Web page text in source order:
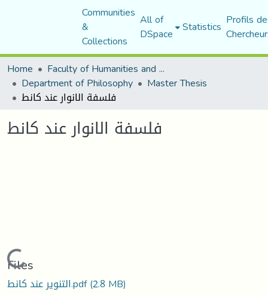
Communities
&
Collections
All of
DSpace Statistics Profils
Home
Faculty of Humanities and Social Sciences
Department of Philosophy Master Thesis
فلسفة الانوار عند كانط
فلسفة الانوار عند كانط
Loading...
Files
التنوير عند كانط.pdf(2.8 MB)